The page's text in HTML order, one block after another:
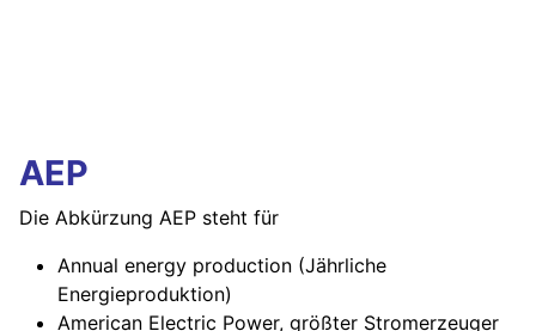
AEP
Die Abkürzung AEP steht für
Annual energy production (Jährliche
Energieproduktion)
American Electric Power, größter Stromerzeuger